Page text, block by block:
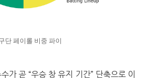
단 페이롤 비중 파이
가 곧 “우승 창 유지 기간” 단축으로 이